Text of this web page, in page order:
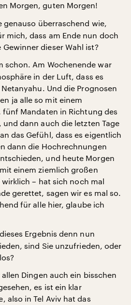
Morgen, guten Morgen!
genauso überraschend wie,
mich, dass am Ende nun doch
dieser Wahl ist?
schon. Am Wochenende war
in der Luft, dass es
Und die Prognosen
ja alle so mit einem
fünf Mandaten in Richtung des
dann auch die letzten Tage
das Gefühl, dass es eigentlich
dann die Hochrechnungen
und heute Morgen
einem ziemlich großen
– hat sich noch mal
gerettet, sagen wir es mal so.
für alle hier, glaube ich
Ergebnis denn nun
sind Sie unzufrieden, oder
Dingen auch ein bisschen
es ist ein klar
also in Tel Aviv hat das